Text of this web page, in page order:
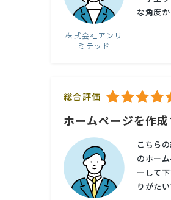
株式会社アンリ
ミテッド
な角度
総合評価
ホームページを作
こちら
のホー
ーして
りがた